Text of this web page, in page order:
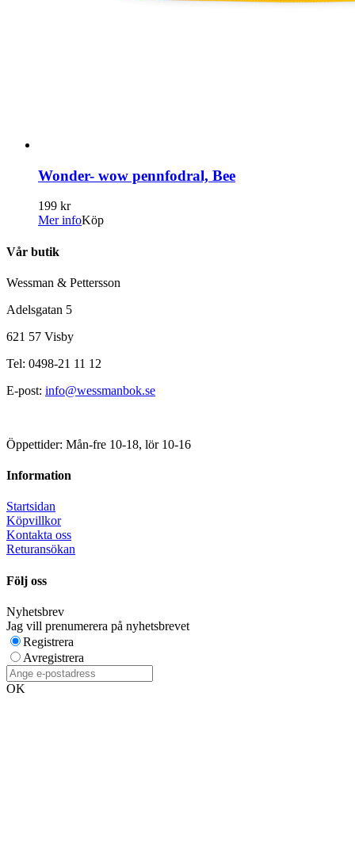
Wonder- wow pennfodral, Bee
199 kr
Mer infoKöp
Vår butik
Wessman & Pettersson
Adelsgatan 5
621 57 Visby
Tel: 0498-21 11 12
E-post: info@wessmanbok.se
Öppettider: Mån-fre 10-18, lör 10-16
Information
Startsidan
Köpvillkor
Kontakta oss
Returansökan
Följ oss
Nyhetsbrev
Jag vill prenumerera på nyhetsbrevet
Registrera
Avregistrera
OK